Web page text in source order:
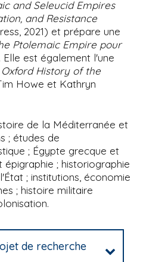
and Seleucid Empires
and Resistance
2021) et prépare une
Ptolemaic Empire pour
Elle est également l'une
Oxford History of the
Howe et Kathryn
de la Méditerranée et
; études de
; Égypte grecque et
; historiographie
; institutions, économie
; histoire militaire
de recherche